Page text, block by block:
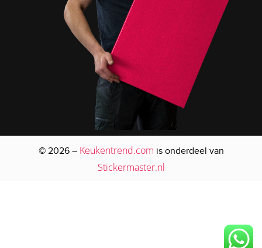
© 2026 – Keukentrend.com is onderdeel van
Stickermaster.nl